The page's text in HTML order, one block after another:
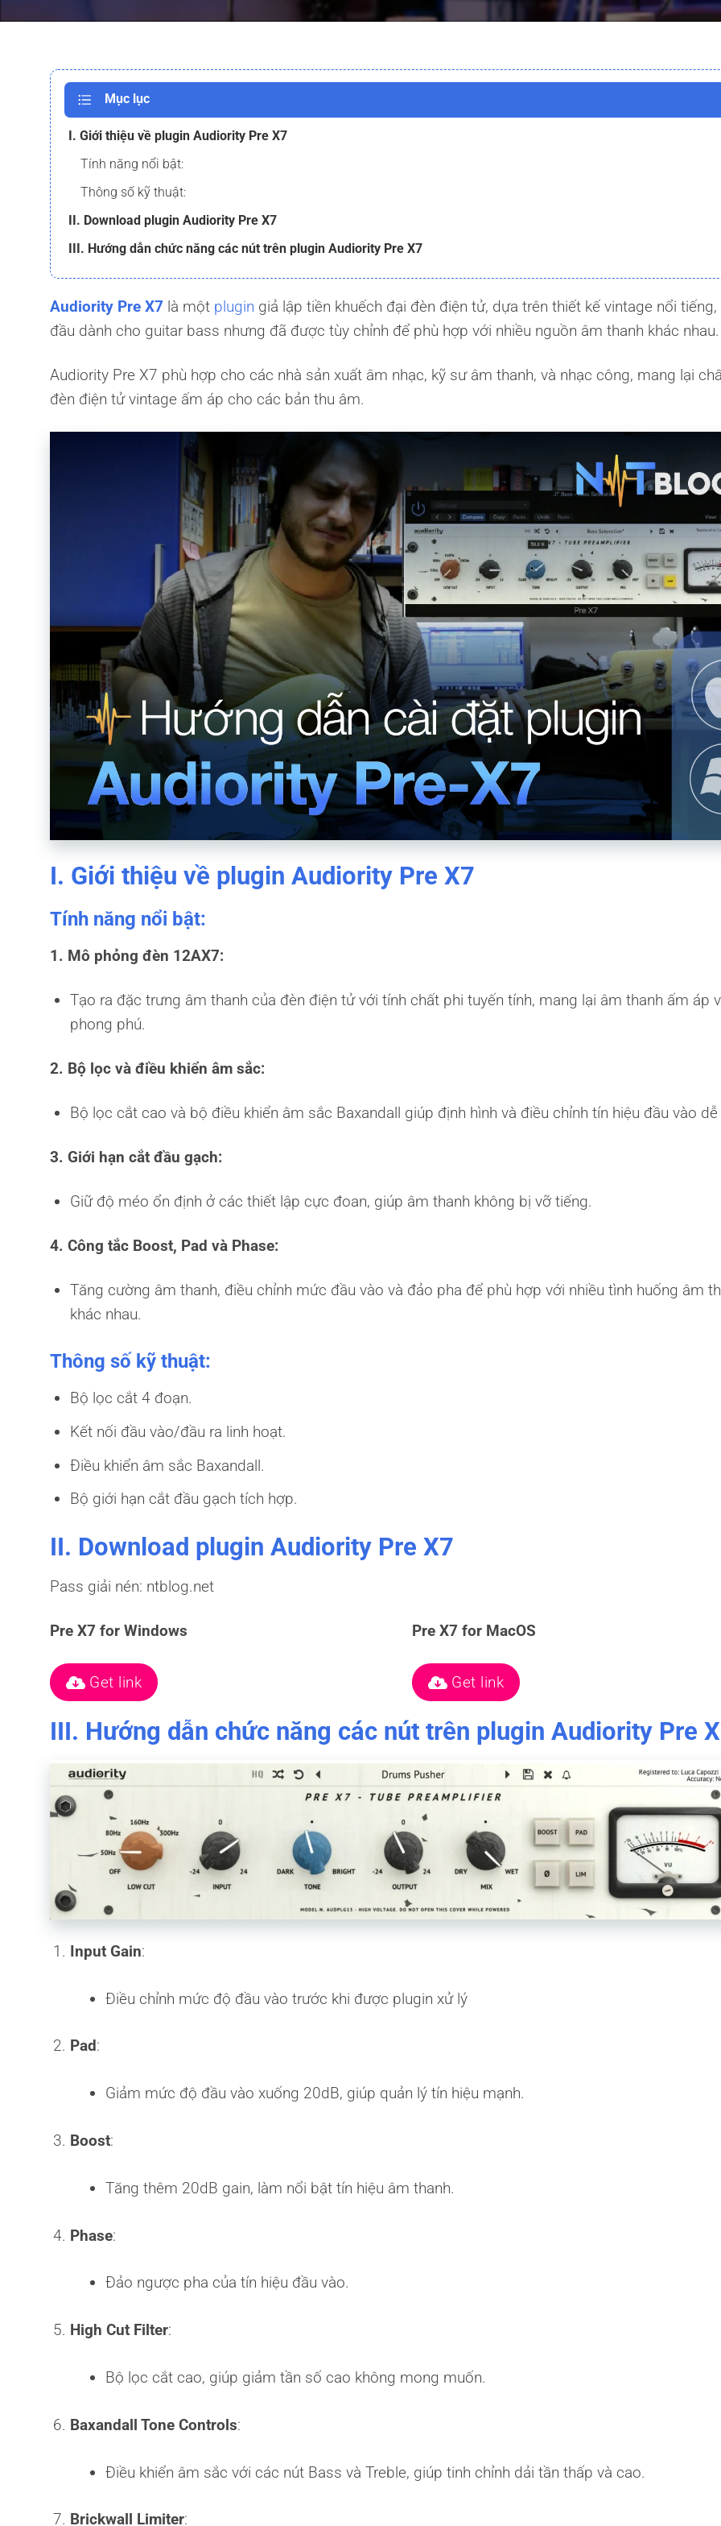
Mục lục
I. Giới thiệu về plugin Audiority Pre X7
Tính năng nổi bật:
Thông số kỹ thuật:
II. Download plugin Audiority Pre X7
III. Hướng dẫn chức năng các nút trên plugin Audiority Pre X7
Audiority Pre X7 là một plugin giả lập tiền khuếch đại đèn điện tử, dựa trên thiết kế vintage nổi tiếng,
đầu dành cho guitar bass nhưng đã được tùy chỉnh để phù hợp với nhiều nguồn âm thanh khác nhau.
Audiority Pre X7 phù hợp cho các nhà sản xuất âm nhạc, kỹ sư âm thanh, và nhạc công, mang lại
đèn điện tử vintage ấm áp cho các bản thu âm.
I. Giới thiệu về plugin Audiority Pre X7
Tính năng nổi bật:
1. Mô phỏng đèn 12AX7:
Tạo ra đặc trưng âm thanh của đèn điện tử với tính chất phi tuyến tính, mang lại âm thanh ấm áp
phong phú.
2. Bộ lọc và điều khiển âm sắc:
Bộ lọc cắt cao và bộ điều khiển âm sắc Baxandall giúp định hình và điều chỉnh tín hiệu đầu vào
3. Giới hạn cắt đầu gạch:
Giữ độ méo ổn định ở các thiết lập cực đoan, giúp âm thanh không bị vỡ tiếng.
4. Công tắc Boost, Pad và Phase:
Tăng cường âm thanh, điều chỉnh mức đầu vào và đảo pha để phù hợp với nhiều tình huống âm
khác nhau.
Thông số kỹ thuật:
Bộ lọc cắt 4 đoạn.
Kết nối đầu vào/đầu ra linh hoạt.
Điều khiển âm sắc Baxandall.
Bộ giới hạn cắt đầu gạch tích hợp.
II. Download plugin Audiority Pre X7
Pass giải nén: ntblog.net
Pre X7 for Windows
Get link
Pre X7 for MacOS
Get link
III. Hướng dẫn chức năng các nút trên plugin Audiority Pre
Input Gain:
Điều chỉnh mức độ đầu vào trước khi được plugin xử lý
Pad:
Giảm mức độ đầu vào xuống 20dB, giúp quản lý tín hiệu mạnh.
Boost:
Tăng thêm 20dB gain, làm nổi bật tín hiệu âm thanh.
Phase:
Đảo ngược pha của tín hiệu đầu vào.
High Cut Filter:
Bộ lọc cắt cao, giúp giảm tần số cao không mong muốn.
Baxandall Tone Controls:
Điều khiển âm sắc với các nút Bass và Treble, giúp tinh chỉnh dải tần thấp và cao.
Brickwall Limiter: